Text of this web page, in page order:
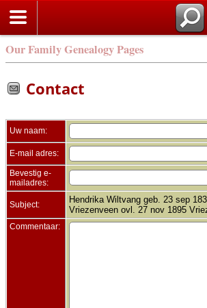
Our Family Genealogy Pages
Contact
Uw naam:
E-mail adres:
Bevestig e-
mailadres:
Subject:
Hendrika Wiltvang geb. 23 sep
Vriezenveen ovl. 27 nov 1895
Commentaar: